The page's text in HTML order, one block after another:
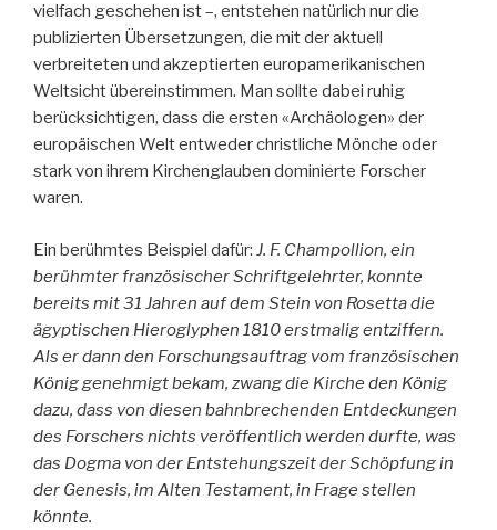
vielfach geschehen ist –, entstehen natürlich nur die
publizierten Übersetzungen, die mit der aktuell
verbreiteten und akzeptierten europamerikanischen
Weltsicht übereinstimmen. Man sollte dabei ruhig
berücksichtigen, dass die ersten «Archäologen» der
europäischen Welt entweder christliche Mönche oder
stark von ihrem Kirchenglauben dominierte Forscher
waren.
Ein berühmtes Beispiel dafür: J. F. Champollion, ein
berühmter französischer Schriftgelehrter, konnte
bereits mit 31 Jahren auf dem Stein von Rosetta die
ägyptischen Hieroglyphen 1810 erstmalig entziffern.
Als er dann den Forschungsauftrag vom französischen
König genehmigt bekam, zwang die Kirche den König
dazu, dass von diesen bahnbrechenden Entdeckungen
des Forschers nichts veröffentlich werden durfte, was
das Dogma von der Entstehungszeit der Schöpfung in
der Genesis, im Alten Testament, in Frage stellen
könnte.